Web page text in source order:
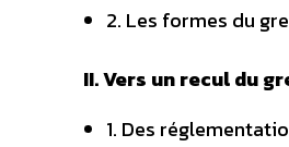
2. Les formes du
II. Vers un recul du
1. Des